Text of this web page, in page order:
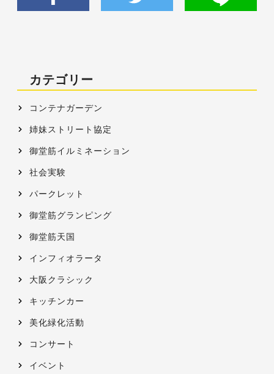
カテゴリー
コンテナガーデン
姉妹ストリート協定
御堂筋イルミネーション
社会実験
パークレット
御堂筋グランピング
御堂筋天国
インフィオラータ
大阪クラシック
キッチンカー
美化緑化活動
コンサート
イベント